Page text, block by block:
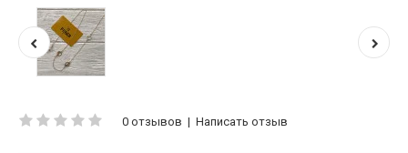
0 отзывов | Написать отзыв